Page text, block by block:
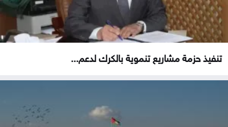
تنفيذ حزمة مشاريع تنموية بالكرك لدعم...